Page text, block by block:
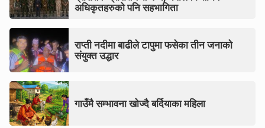
अधिकृतहरुको पनि सहभागिता
राप्ती नदीमा बाढीले टापुमा फसेका तीन जनाको
संयुक्त उद्धार
गाउँमै सम्भावना खोज्दै बर्दियाका महिला